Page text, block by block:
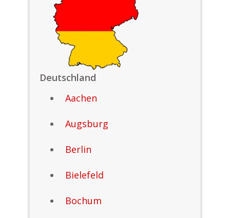
Deutschland
Aachen
Augsburg
Berlin
Bielefeld
Bochum